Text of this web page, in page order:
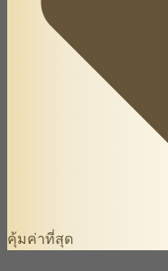
คุ้มค่าที่สุด